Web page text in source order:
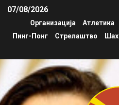
07/08/2026
Организација Атлетика
Пинг-Понг
Стрелаштво Шах